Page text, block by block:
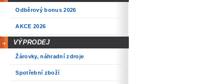
Odběrový bonus 2026
AKCE 2026
VÝPRODEJ
Žárovky, náhradní zdroje
Spotřební zboží